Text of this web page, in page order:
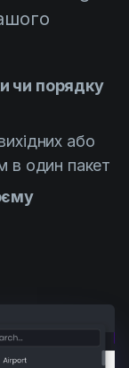
чи порядку
або
в один пакет